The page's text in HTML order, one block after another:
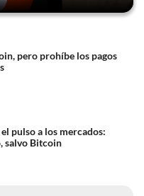
pero prohíbe los pagos
pulso a los mercados:
salvo Bitcoin